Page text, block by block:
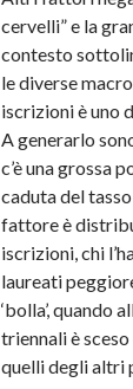
cervelli” e la
contesto
le diverse
iscrizioni è uno
A generarlo
c’è una grossa
caduta del
fattore è
iscrizioni, chi
laureati
‘bolla’, quando
triennali è
quelli degli altri